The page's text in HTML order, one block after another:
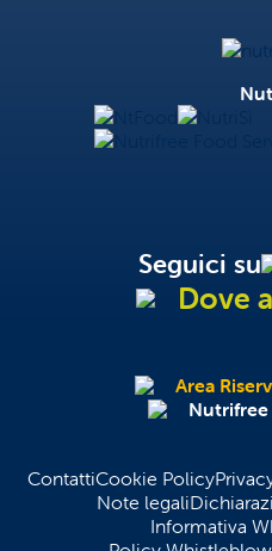
NtFood
Seguici su
Dove
Area
Nutrifree
ContattiCookie Policy
Note legali
Informativa